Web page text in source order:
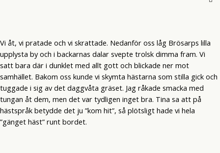
Vi åt, vi pratade och vi skrattade. Nedanför oss låg Brösarps lilla
upplysta by och i backarnas dalar svepte trolsk dimma fram. Vi
satt bara där i dunklet med allt gott och blickade ner mot
samhället. Bakom oss kunde vi skymta hästarna som stilla gick och
tuggade i sig av det daggvåta gräset. Jag råkade smacka med
tungan åt dem, men det var tydligen inget bra. Tina sa att på
hästspråk betydde det ju ”kom hit”, så plötsligt hade vi hela
”gänget häst” runt bordet.